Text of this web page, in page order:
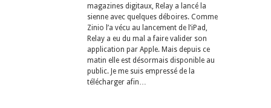
magazines digitaux, Relay a lancé la
sienne avec quelques déboires. Comme
Zinio l’a vécu au lancement de l’iPad,
Relay a eu du mal a faire valider son
application par Apple. Mais depuis ce
matin elle est désormais disponible au
public. Je me suis empressé de la
télécharger afin…